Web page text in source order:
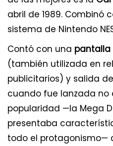
abril de 1989. Combinó
sistema de Nintendo
Contó con una pantalla
(también utilizada en
publicitarios) y salida
cuando fue lanzada no
popularidad —la Mega
presentaba
todo el protagonismo—